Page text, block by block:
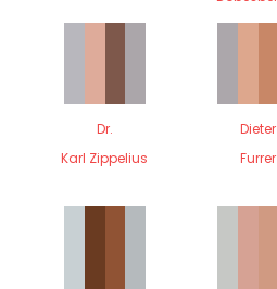
Dr.
Karl Zippelius
Dieter
Furrer